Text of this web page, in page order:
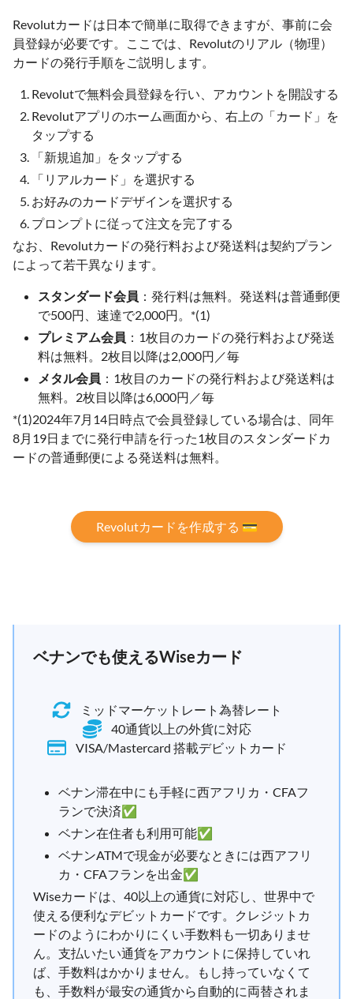
Revolutカードは日本で簡単に取得できますが、事前に会
員登録が必要です。ここでは、Revolutのリアル（物理）
カードの発行手順をご説明します。
Revolutで無料会員登録を行い、アカウントを開設する
Revolutアプリのホーム画面から、右上の「カード」を
タップする
「新規追加」をタップする
「リアルカード」を選択する
お好みのカードデザインを選択する
プロンプトに従って注文を完了する
なお、Revolutカードの発行料および発送料は契約プラン
によって若干異なります。
スタンダード会員 ：発行料は無料。発送料は普通郵便
で500円、速達で2,000円。*(1)
プレミアム会員 ：1枚目のカードの発行料および発送
料は無料。2枚目以降は2,000円／毎
メタル会員 ：1枚目のカードの発行料および発送料は
無料。2枚目以降は6,000円／毎
*(1)2024年7月14日時点で会員登録している場合は、同年
8月19日までに発行申請を行った1枚目のスタンダードカ
ードの普通郵便による発送料は無料。
Revolutカードを作成する 💳
ベナンでも使えるWiseカード
ミッドマーケットレート為替レート
40通貨以上の外貨に対応
VISA/Mastercard 搭載デビットカード
ベナン滞在中にも手軽に西アフリカ・CFAフ
ランで決済✅
ベナン在住者も利用可能✅
ベナンATMで現金が必要なときには西アフリ
カ・CFAフランを出金✅
Wiseカードは、40以上の通貨に対応し、世界中で
使える便利なデビットカードです。クレジットカ
ードのようにわかりにくい手数料も一切ありませ
ん。支払いたい通貨をアカウントに保持していれ
ば、手数料はかかりません。もし持っていなくて
も、手数料が最安の通貨から自動的に両替されま